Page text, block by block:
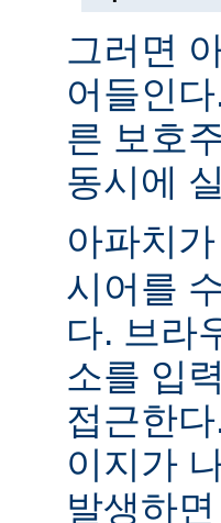
그러면
어들인
른 보호
동시에
아파치
시어를
다. 브라
소를 입
접근한
이지가
발생하면